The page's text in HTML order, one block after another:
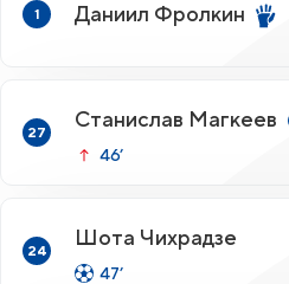
1 Даниил Фролкин
27
Станислав Магкеев
46’
24
Шота Чихрадзе
47’